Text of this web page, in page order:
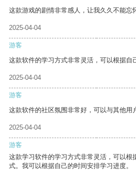
这款游戏的剧情非常感人，让我久久不能忘
2025-04-04
游客
这款软件的学习方式非常灵活，可以根据自
2025-04-04
游客
这款软件的社区氛围非常好，可以与其他用
2025-04-04
游客
这款学习软件的学习方式非常灵活，可以根
式。我可以根据自己的时间安排学习进度。